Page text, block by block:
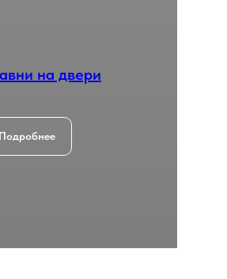
на двери
Подробнее